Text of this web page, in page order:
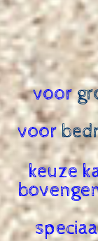
voor
voor
keuze